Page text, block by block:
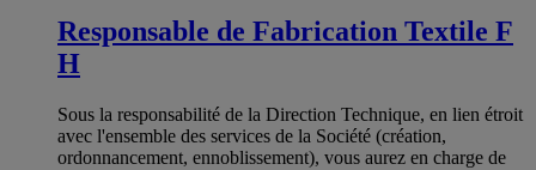
Responsable de Fabrication Textile F
H
Sous la responsabilité de la Direction Technique, en lien étroit
avec l'ensemble des services de la Société (création,
ordonnancement, ennoblissement), vous aurez en charge de